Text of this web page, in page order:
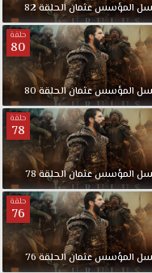
المؤسسعثمانالحلقة82
حلقة
80
المؤسسعثمانالحلقة80
حلقة
78
المؤسسعثمانالحلقة78
حلقة
76
المؤسسعثمانالحلقة76